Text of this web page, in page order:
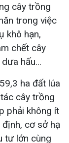
cây trồng
trong việc
khô hạn,
chết cây
hấu...
ha đất lúa
cây trồng
phải không ít
cơ sở hạ
tư lớn cùng